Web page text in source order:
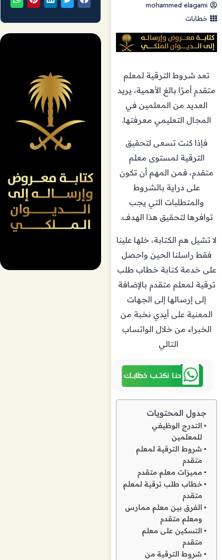
mohammed elagami
خطابات
تعد شروط الترقية لمعلم
متقدم أمرًا بالغ الأهمية، يريد
العديد من المعلمين في
المجال التعليمي معرفتها.
فإذا كنت تسعى لتحقيق
الترقية لمستوى معلم
متقدم، فمن المهم أن تكون
على دراية بالشروط
والمتطلبات التي يجب
توافرها لتحقيق هذا الهدف.
لا تشيل هم الكتابة، خلها علينا
فقط راسلنا الحين واحصل
على خدمة كتابة خطاب طلب
ترقية لمعلم متقدم بالإضافة
إلى إرسالها إلى الجهات
المعنية على أيدي نخبة من
الخبراء من خلال الواتساب
التالي
جدول المحتويات
التدرج الوظيفي
للمعلمين
شروط الترقية لمعلم
متقدم
مميزات معلم متقدم
خطاب طلب ترقية لمعلم
متقدم
الفرق بين معلم ممارس
ومعلم متقدم
التسكين على معلم
متقدم
شروط الترقية من